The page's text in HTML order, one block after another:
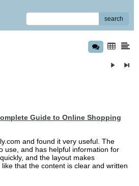
search
Guide to Online Shopping
and found it very useful. The
use, and has helpful information for
and the layout makes
that the content is clear and written